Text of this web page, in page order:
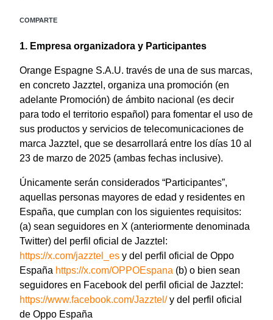
COMPARTE
1. Empresa organizadora y Participantes
Orange Espagne S.A.U. través de una de sus marcas,
en concreto Jazztel, organiza una promoción (en
adelante Promoción) de ámbito nacional (es decir
para todo el territorio español) para fomentar el uso de
sus productos y servicios de telecomunicaciones de
marca Jazztel, que se desarrollará entre los días 10 al
23 de marzo de 2025 (ambas fechas inclusive).
Únicamente serán considerados “Participantes”,
aquellas personas mayores de edad y residentes en
España, que cumplan con los siguientes requisitos:
(a) sean seguidores en X (anteriormente denominada
Twitter) del perfil oficial de Jazztel:
https://x.com/jazztel_es y del perfil oficial de Oppo
España https://x.com/OPPOEspana (b) o bien sean
seguidores en Facebook del perfil oficial de Jazztel:
https://www.facebook.com/Jazztel/y del perfil oficial
de Oppo España